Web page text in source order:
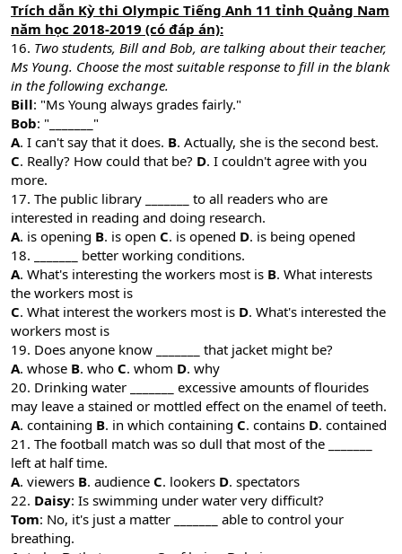
Trích dẫn Kỳ thi Olympic Tiếng Anh 11 tỉnh Quảng Nam
năm học 2018-2019 (có đáp án):
16. Two students, Bill and Bob, are talking about their teacher,
Ms Young. Choose the most suitable response to fill in the blank
in the following exchange.
Bill: "Ms Young always grades fairly."
Bob: "_______"
A. I can't say that it does. B. Actually, she is the second best.
C. Really? How could that be? D. I couldn't agree with you
more.
17. The public library _______ to all readers who are
interested in reading and doing research.
A. is opening B. is open C. is opened D. is being opened
18. _______ better working conditions.
A. What's interesting the workers most is B. What interests
the workers most is
C. What interest the workers most is D. What's interested the
workers most is
19. Does anyone know _______ that jacket might be?
A. whose B. who C. whom D. why
20. Drinking water _______ excessive amounts of flourides
may leave a stained or mottled effect on the enamel of teeth.
A. containing B. in which containing C. contains D. contained
21. The football match was so dull that most of the _______
left at half time.
A. viewers B. audience C. lookers D. spectators
22. Daisy: Is swimming under water very difficult?
Tom: No, it's just a matter _______ able to control your
breathing.